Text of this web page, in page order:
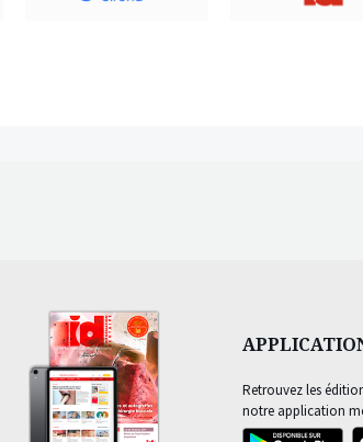
Retrouvez les
notre application